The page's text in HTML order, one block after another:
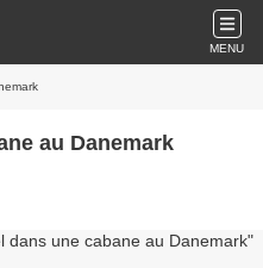
MENU
au Danemark